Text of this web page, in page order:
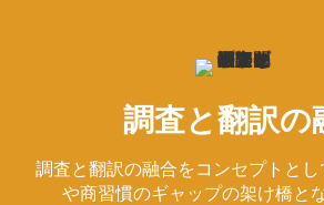
調査と翻訳の
調査と翻訳の融合をコンセプトと
や商習慣のギャップの架け橋と